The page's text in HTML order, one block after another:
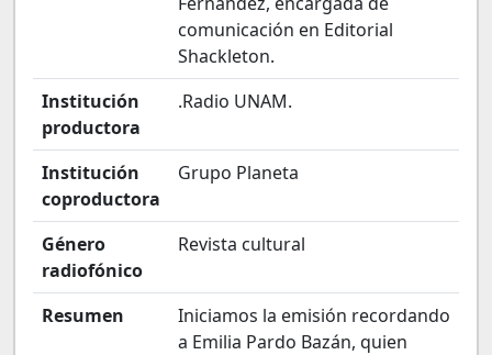
comunicación en Editorial
Shackleton.
Institución
productora
.Radio UNAM.
Institución
coproductora
Grupo Planeta
Género
radiofónico
Revista cultural
Resumen
Iniciamos la emisión recordando
a Emilia Pardo Bazán, quien